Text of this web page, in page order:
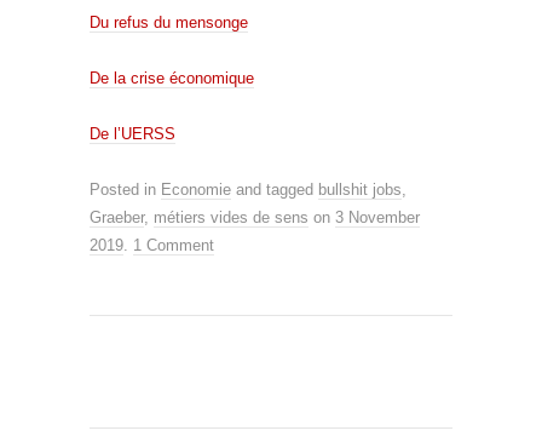
Du refus du mensonge
De la crise économique
De l’UERSS
Posted in Economie and tagged bullshit jobs
Graeber, métiers vides de sens on 3 November
2019 1 Comment